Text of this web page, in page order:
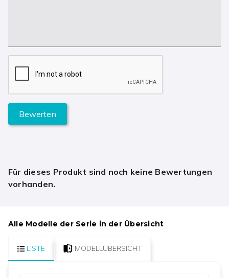
Bewerten
Für dieses Produkt sind noch keine Bewertungen
vorhanden.
Alle Modelle der Serie in der Übersicht
LISTE MODELLÜBERSICHT